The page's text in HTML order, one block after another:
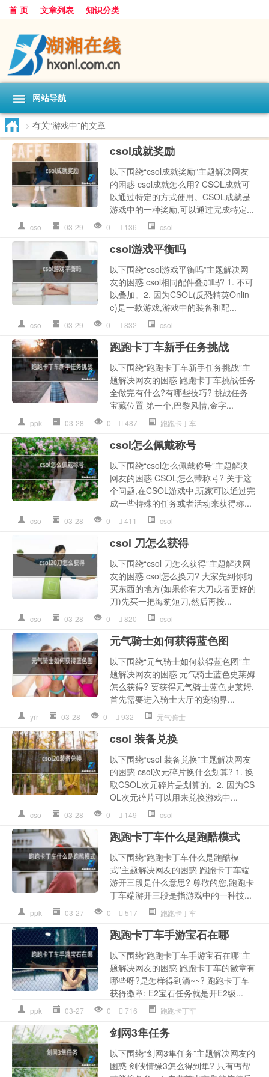
首 页 文章列表 知识分类
网站导航
> 有关“游戏中”的文章
csol成就奖励
以下围绕“csol成就奖励”主题解决网友
的困惑 csol成就怎么用? CSOL成就可
以通过特定的方式使用。CSOL成就是
游戏中的一种奖励,可以通过完成特定...
cso 03-29 0 136 csol
csol游戏平衡吗
以下围绕“csol游戏平衡吗”主题解决网
友的困惑 csol相同配件叠加吗? 1. 不可
以叠加。2. 因为CSOL(反恐精英Onlin
e)是一款游戏,游戏中的装备和配...
cso 03-29 0 832 csol
跑跑卡丁车新手任务挑战
以下围绕“跑跑卡丁车新手任务挑战”主
题解决网友的困惑 跑跑卡丁车挑战任务
全做完有什么?有哪些技巧? 挑战任务-
宝藏位置 第一个,巴黎风情,金字...
ppk 03-28 0 487 跑跑卡丁车
csol怎么佩戴称号
以下围绕“csol怎么佩戴称号”主题解决
网友的困惑 CSOL怎么带称号? 关于这
个问题,在CSOL游戏中,玩家可以通过完
成一些特殊的任务或者活动来获得称...
cso 03-28 0 411 csol
csol 刀怎么获得
以下围绕“csol 刀怎么获得”主题解决网
友的困惑 csol怎么换刀? 大家先到你购
买东西的地方(如果你有大刀或者更好的
刀)先买一把海豹短刀,然后再按...
cso 03-28 0 820 csol
元气骑士如何获得蓝色图
以下围绕“元气骑士如何获得蓝色图”主
题解决网友的困惑 元气骑士蓝色史莱姆
怎么获得? 要获得元气骑士蓝色史莱姆,
首先需要进入骑士大厅的宠物界...
yrr 03-28 0 932 元气骑士
csol 装备兑换
以下围绕“csol 装备兑换”主题解决网友
的困惑 csol次元碎片换什么划算? 1. 换
取CSOL次元碎片是划算的。2. 因为CS
OL次元碎片可以用来兑换游戏中...
cso 03-28 0 149 csol
跑跑卡丁车什么是跑酷模式
以下围绕“跑跑卡丁车什么是跑酷模
式”主题解决网友的困惑 跑跑卡丁车端
游开三段是什么意思? 尊敬的您,跑跑卡
丁车端游开三段是指游戏中的一种技...
ppk 03-27 0 517 跑跑卡丁车
跑跑卡丁车手游宝石在哪
以下围绕“跑跑卡丁车手游宝石在哪”主
题解决网友的困惑 跑跑卡丁车的徽章有
哪些呀?是怎样得到滴~~? 跑跑卡丁车
获得徽章: E2宝石任务就是开E2级...
ppk 03-27 0 716 跑跑卡丁车
剑网3隼任务
以下围绕“剑网3隼任务”主题解决网友的
困惑 剑侠情缘3怎么得到隼? 只有丐帮